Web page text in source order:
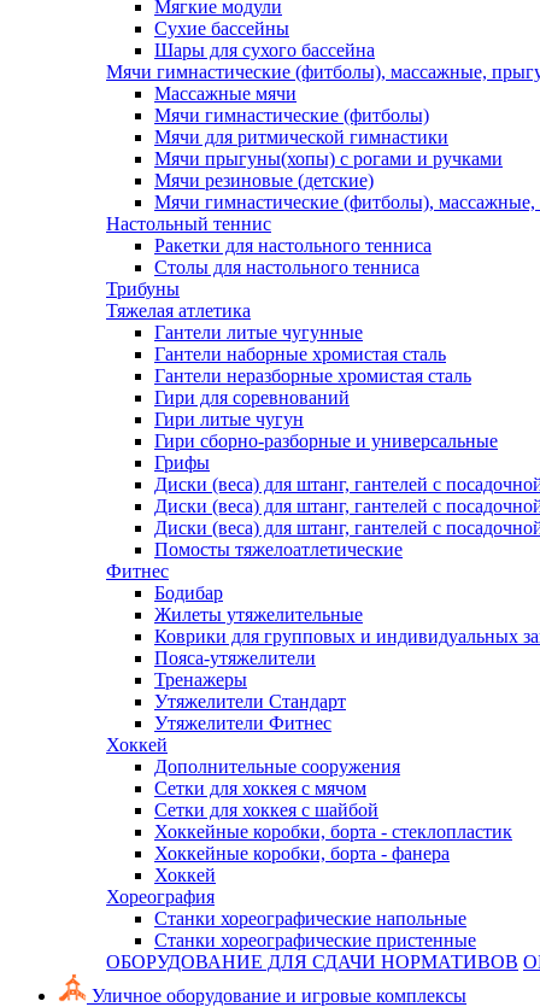
Мягкие модули
Сухие бассейны
Шары для сухого бассейна
Мячи гимнастические (фитболы), массажные,
Массажные мячи
Мячи гимнастические (фитболы)
Мячи для ритмической гимнастики
Мячи прыгуны(хопы) с рогами и ручками
Мячи резиновые (детские)
Мячи гимнастические (фитболы),
Настольный теннис
Ракетки для настольного тенниса
Столы для настольного тенниса
Трибуны
Тяжелая атлетика
Гантели литые чугунные
Гантели наборные хромистая сталь
Гантели неразборные хромистая сталь
Гири для соревнований
Гири литые чугун
Гири сборно-разборные и универсальные
Грифы
Диски (веса) для штанг, гантелей с
Диски (веса) для штанг, гантелей с
Диски (веса) для штанг, гантелей с
Помосты тяжелоатлетические
Фитнес
Бодибар
Жилеты утяжелительные
Коврики для групповых и индивидуальных
Пояса-утяжелители
Тренажеры
Утяжелители Стандарт
Утяжелители Фитнес
Хоккей
Дополнительные сооружения
Сетки для хоккея с мячом
Сетки для хоккея с шайбой
Хоккейные коробки, борта - стеклопластик
Хоккейные коробки, борта - фанера
Хоккей
Хореография
Станки хореографические напольные
Станки хореографические пристенные
ОБОРУДОВАНИЕ ДЛЯ СДАЧИ НОРМАТИВОВ
Уличное оборудование и игровые комплексы